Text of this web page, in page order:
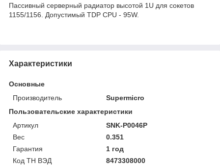
Пассивный серверный радиатор высотой 1U для сокетов
1155/1156. Допустимый TDP CPU - 95W.
Характеристики
Основные
Производитель
Supermicro
Пользовательские характеристики
Артикул
SNK-P0046P
Вес
0.351
Гарантия
1 год
Код ТН ВЭД
8473308000